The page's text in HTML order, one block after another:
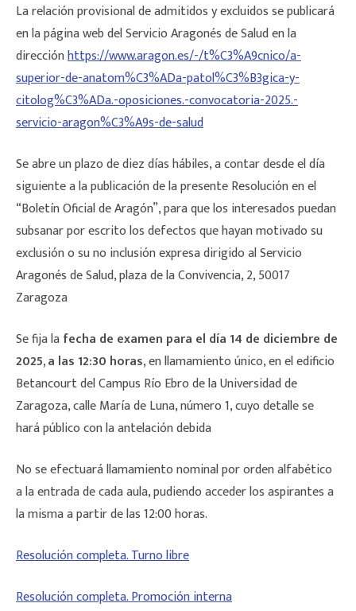
La relación provisional de admitidos y excluidos se publicará
en la página web del Servicio Aragonés de Salud en la
direcciónhttps://www.aragon.es/-/t%C3%A9cnico/a-
superior-de-anatom%C3%ADa-patol%C3%B3gica-y-
citolog%C3%ADa.-oposiciones.-convocatoria-2025.-
servicio-aragon%C3%A9s-de-salud
Se abre un plazo de diez días hábiles, a contar desde el día
siguiente a la publicación de la presente Resolución en el
“Boletín Oficial de Aragón”, para que los interesados puedan
subsanar por escrito los defectos que hayan motivado su
exclusión o su no inclusión expresa dirigido al Servicio
Aragonés de Salud, plaza de la Convivencia, 2, 50017
Zaragoza
Se fija lafecha de examen para el día 14 de diciembre de
2025, a las 12:30 horas,en llamamiento único, en el edificio
Betancourt del Campus Río Ebro de la Universidad de
Zaragoza, calle María de Luna, número 1, cuyo detalle se
hará público con la antelación debida
No se efectuará llamamiento nominal por orden alfabético
a la entrada de cada aula, pudiendo acceder los aspirantes a
la misma a partir de las 12:00 horas.
Resolución completa. Turno libre
Resolución completa. Promoción interna